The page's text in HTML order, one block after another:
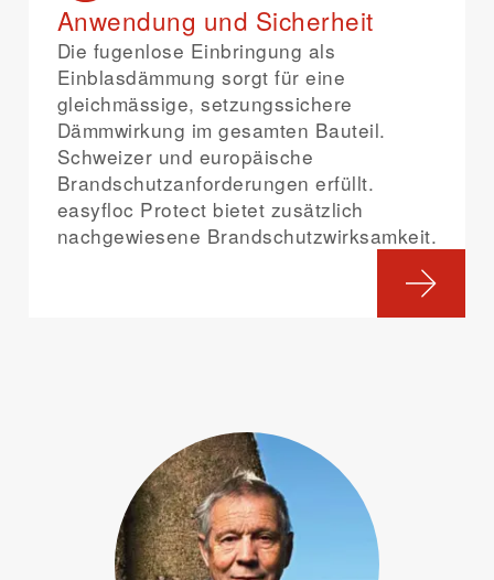
Anwendung und Sicherheit
Die fugenlose Einbringung als
Einblasdämmung sorgt für eine
gleichmässige, setzungssichere
Dämmwirkung im gesamten Bauteil.
Schweizer und europäische
Brandschutzanforderungen erfüllt.
easyfloc Protect bietet zusätzlich
nachgewiesene Brandschutzwirksamkeit.